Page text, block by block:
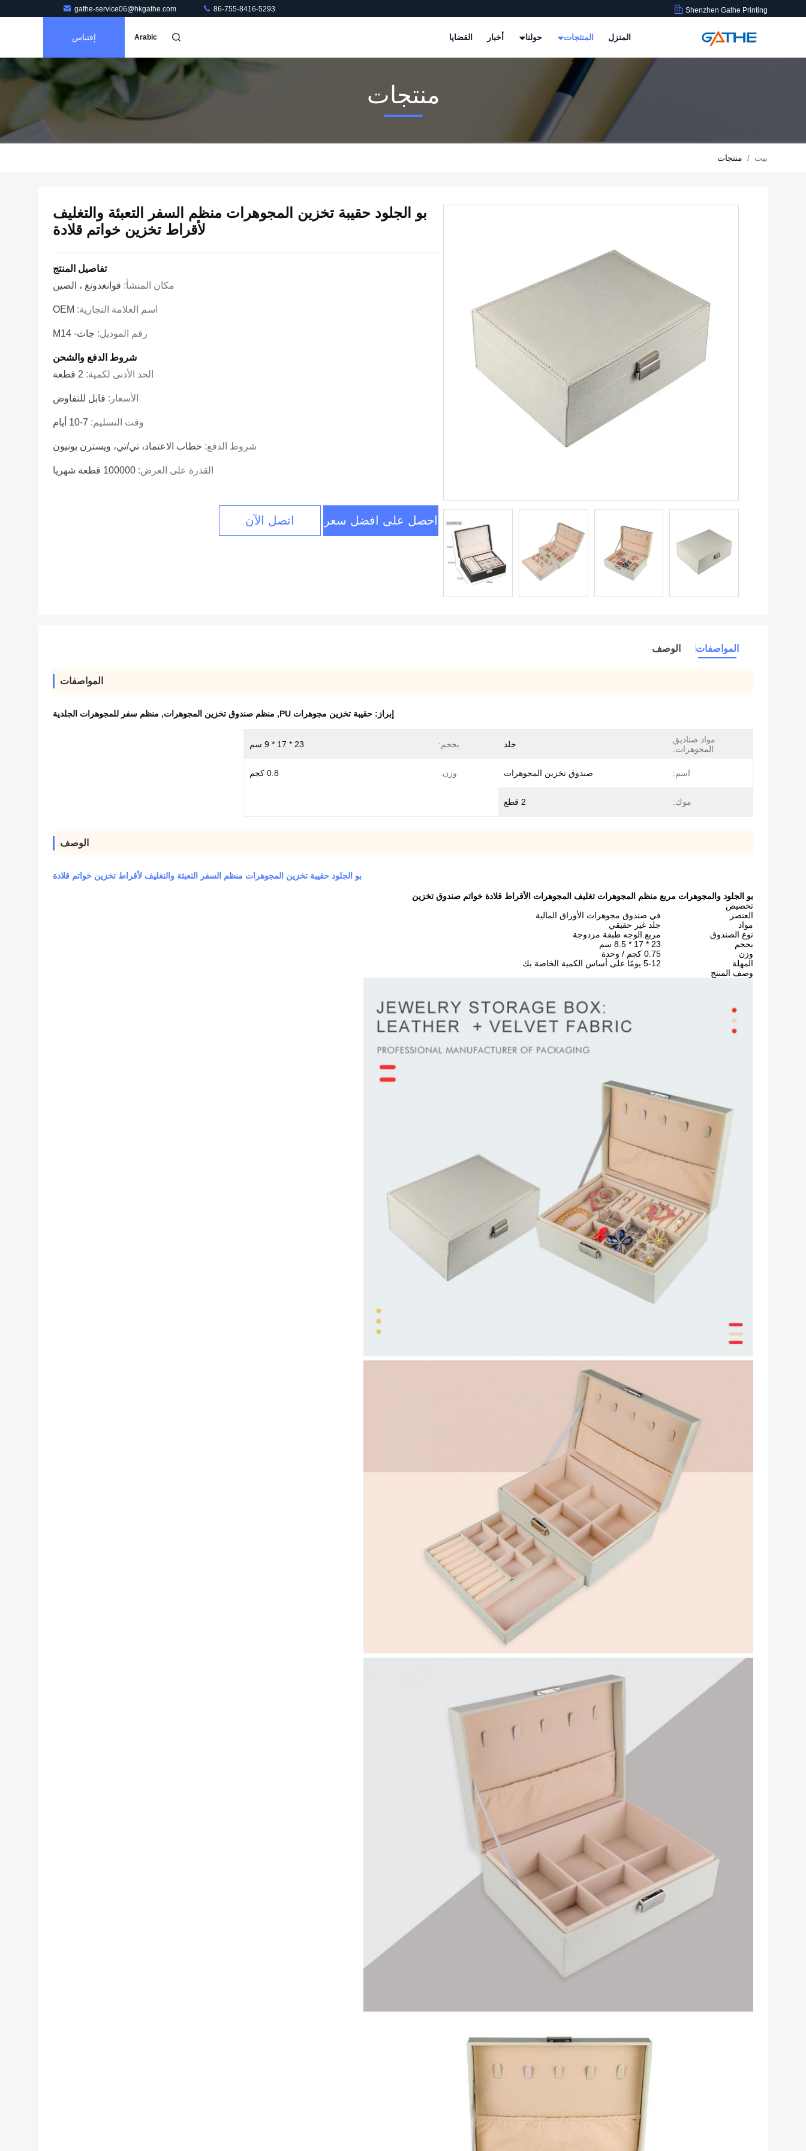
Shenzhen Gathe Printing
gathe-service06@hkgathe.com 86-755-8416-5293
المنزل المنتجات حولنا أخبار القضايا Arabic إقتباس
منتجات
بيت / منتجات
بو الجلود حقيبة تخزين المجوهرات منظم السفر التعبئة والتغليف
لأقراط تخزين خواتم قلادة
تفاصيل المنتج
مكان المنشأ: قوانغدونغ ، الصين
اسم العلامة التجارية: OEM
رقم الموديل: جاث- M14
شروط الدفع والشحن
الحد الأدنى لكمية: 2 قطعة
الأسعار: قابل للتفاوض
وقت التسليم: 7-10 أيام
شروط الدفع: خطاب الاعتماد، تي/تي، ويسترن يونيون
القدرة على العرض: 100000 قطعة شهريا
احصل على افضل سعر اتصل الآن
المواصفات الوصف
المواصفات
إبراز: حقيبة تخزين مجوهرات PU , منظم صندوق تخزين المجوهرات, منظم سفر للمجوهرات الجلدية
مواد صناديق
المجوهرات:
جلد بحجم: 23 * 17 * 9 سم
اسم: صندوق تخزين المجوهرات وزن: 0.8 كجم
موك: 2 قطع
الوصف
بو الجلود حقيبة تخزين المجوهرات منظم السفر التعبئة والتغليف لأقراط تخزين خواتم قلادة
بو الجلود والمجوهرات مربع منظم المجوهرات تغليف المجوهرات الأقراط قلادة خواتم صندوق تخزين
تخصيص
العنصر
في صندوق مجوهرات الأوراق المالية
مواد
جلد غير حقيقي
نوع الصندوق
مربع الوجه طبقة مزدوجة
بحجم
23 * 17 * 8.5 سم
وزن
0.75 كجم / وحدة
المهلة
5-12 يومًا على أساس الكمية الخاصة بك
وصف المنتج